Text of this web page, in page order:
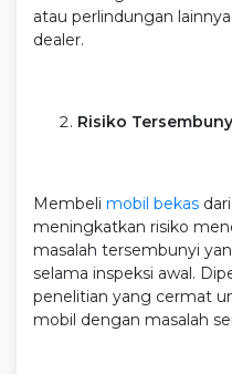
atau perlindungan
dealer.
Risiko
Membeli mobil bekas
meningkatkan risiko
masalah tersembunyi
selama inspeksi awal.
penelitian yang cermat
mobil dengan masalah